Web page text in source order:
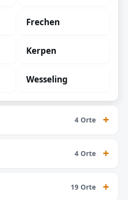
Frechen
Kerpen
Wesseling
4 Orte
4 Orte
19 Orte